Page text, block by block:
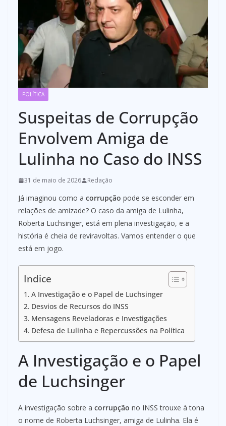
POLÍTICA
Suspeitas de Corrupção
Envolvem Amiga de
Lulinha no Caso do INSS
31 de maio de 2026 Redação
Já imaginou como a corrupção pode se esconder em
relações de amizade? O caso da amiga de Lulinha,
Roberta Luchsinger, está em plena investigação, e a
história é cheia de reviravoltas. Vamos entender o que
está em jogo.
Indice
A Investigação e o Papel de Luchsinger
Desvios de Recursos do INSS
Mensagens Reveladoras e Investigações
Defesa de Lulinha e Repercussões na Política
A Investigação e o Papel
de Luchsinger
A investigação sobre a corrupção no INSS trouxe à tona
o nome de Roberta Luchsinger, amiga de Lulinha. Ela é